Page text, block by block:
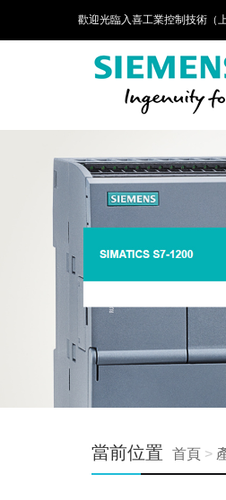
歡迎光臨入喜工業控制技術（
當前位置 首頁 >